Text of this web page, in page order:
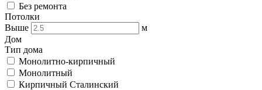
Без ремонта
Потолки
Выше
м
Дом
Тип дома
Монолитно-кирпичный
Монолитный
Кирпичный Сталинский